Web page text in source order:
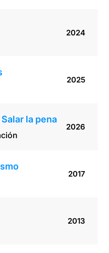
2024
2025
la pena
2026
2017
2013